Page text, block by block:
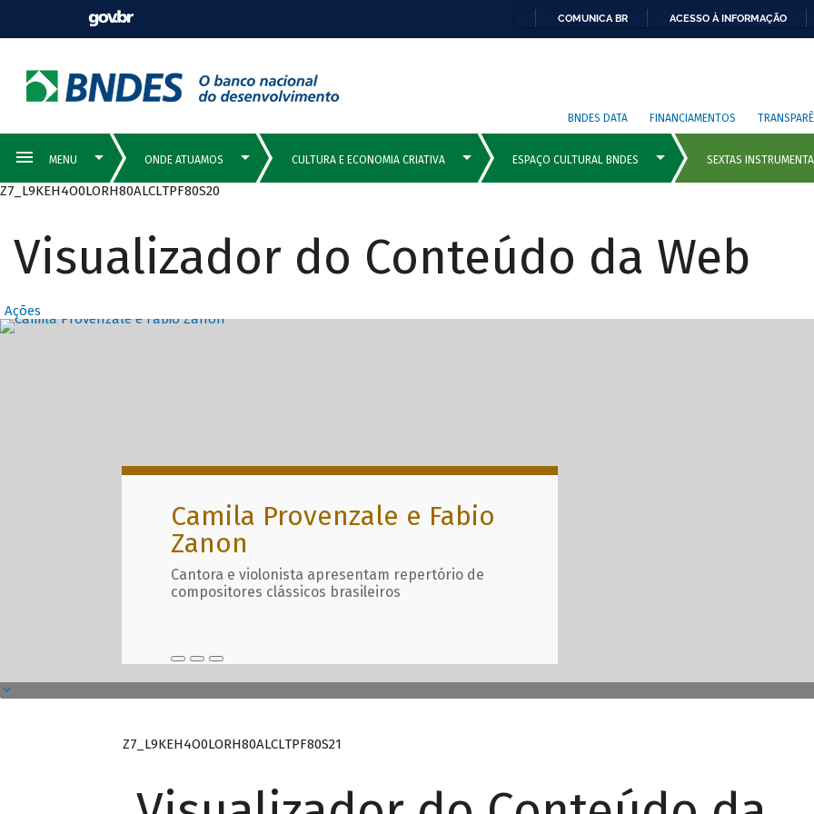
COMUNICA BR ACESSO À INFORMAÇÃO
BNDES DATA FINANCIAMENTOS
Z7_L9KEH4O0LORH80ALCLTPF80S20
Visualizador do Conteúdo da Web
Ações
Destaques Principais com
Camila Provenzale e Fabio
Zanon
Cantora e violonista apresentam repertório de
compositores clássicos brasileiros
Z7_L9KEH4O0LORH80ALCLTPF80S21